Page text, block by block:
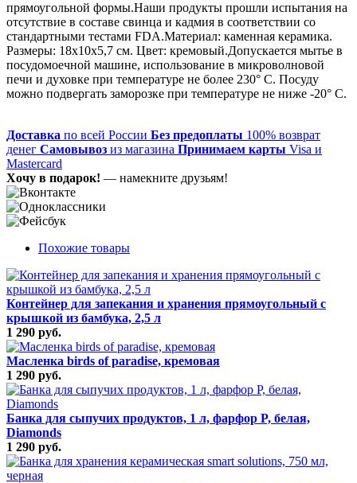
прямоугольной формы.Наши продукты прошли испытания на
отсутствие в составе свинца и кадмия в соответствии со
стандартными тестами FDA.Материал: каменная керамика.
Размеры: 18х10х5,7 см. Цвет: кремовый.Допускается мытье в
посудомоечной машине, использование в микроволновой
печи и духовке при температуре не более 230° C. Посуду
можно подвергать заморозке при температуре не ниже -20° C.
Доставка по всей России Без предоплаты 100% возврат
денег Самовывоз из магазина Принимаем карты Visa и
Mastercard
Хочу в подарок! — намекните друзьям!
Похожие товары
Контейнер для запекания и хранения прямоугольный с
крышкой из бамбука, 2,5 л
1 290 руб.
Масленка birds of paradise, кремовая
1 290 руб.
Банка для сыпучих продуктов, 1 л, фарфор P, белая,
Diamonds
1 290 руб.